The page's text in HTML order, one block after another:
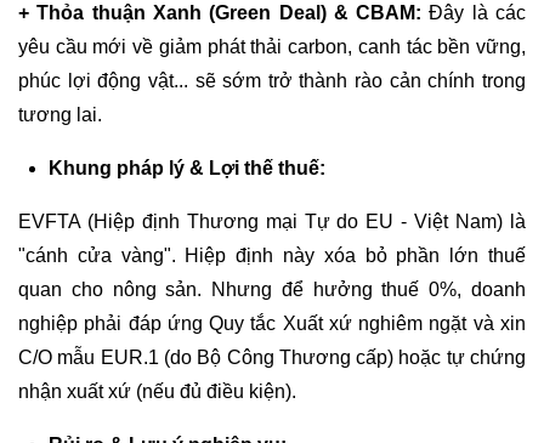
+ Thỏa thuận Xanh (Green Deal) & CBAM: Đây là các
yêu cầu mới về giảm phát thải carbon, canh tác bền vững,
phúc lợi động vật... sẽ sớm trở thành rào cản chính trong
tương lai.
Khung pháp lý & Lợi thế thuế:
EVFTA (Hiệp định Thương mại Tự do EU - Việt Nam) là
"cánh cửa vàng". Hiệp định này xóa bỏ phần lớn thuế
quan cho nông sản. Nhưng để hưởng thuế 0%, doanh
nghiệp phải đáp ứng Quy tắc Xuất xứ nghiêm ngặt và xin
C/O mẫu EUR.1 (do Bộ Công Thương cấp) hoặc tự chứng
nhận xuất xứ (nếu đủ điều kiện).